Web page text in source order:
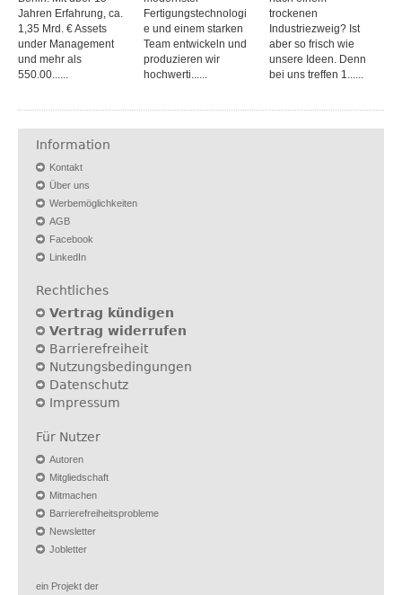
Jahren Erfahrung, ca.
1,35 Mrd. € Assets
under Management
und mehr als
550.00......
Fertigungstechnologi
e und einem starken
Team entwickeln und
produzieren wir
hochwerti......
trockenen
Industriezweig? Ist
aber so frisch wie
unsere Ideen. Denn
bei uns treffen 1......
Information
Kontakt
Über uns
Werbemöglichkeiten
AGB
Facebook
LinkedIn
Rechtliches
Vertrag kündigen
Vertrag widerrufen
Barrierefreiheit
Nutzungsbedingungen
Datenschutz
Impressum
Für Nutzer
Autoren
Mitgliedschaft
Mitmachen
Barrierefreiheitsprobleme
Newsletter
Jobletter
ein Projekt der